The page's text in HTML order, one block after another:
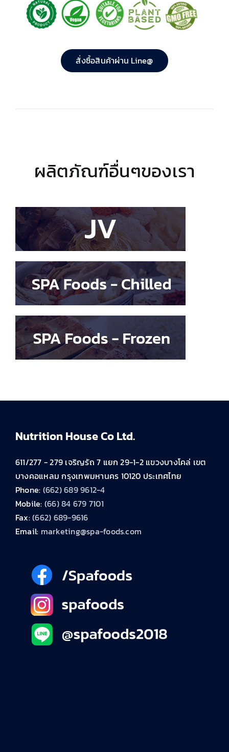
สั่งซื้อสินค้าผ่าน Line@
ผลิตภัณฑ์อื่นๆของเรา
Nutrition House Co Ltd.
611/277 - 279 เจริญรัถ 7 แยก 29-1-2 แขวงบางโคล่ เขต
บางคอแหลม กรุงเทพมหานคร 10120 ประเทศไทย
Phone: (662) 689 9612-4
Mobile: (66) 84 679 7101
Fax:(662) 689-9616
Email: marketing@spa-foods.com